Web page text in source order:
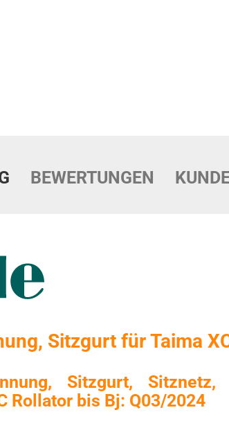
BEWERTUNGEN
Sitzgurt für Taima
Sitzgurt, Sitznetz,
Rollator bis Bj: Q03/2024